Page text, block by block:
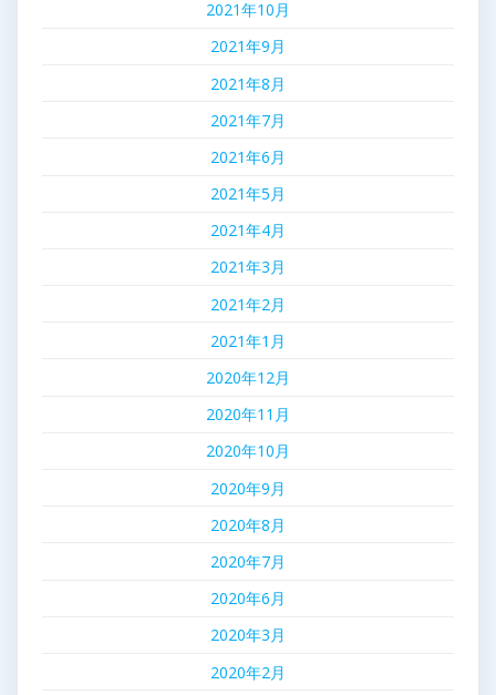
2021年10月
2021年9月
2021年8月
2021年7月
2021年6月
2021年5月
2021年4月
2021年3月
2021年2月
2021年1月
2020年12月
2020年11月
2020年10月
2020年9月
2020年8月
2020年7月
2020年6月
2020年3月
2020年2月